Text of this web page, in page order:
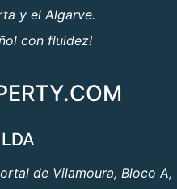
y el Algarve.
con fluidez!
de Vilamoura, Bloco A,